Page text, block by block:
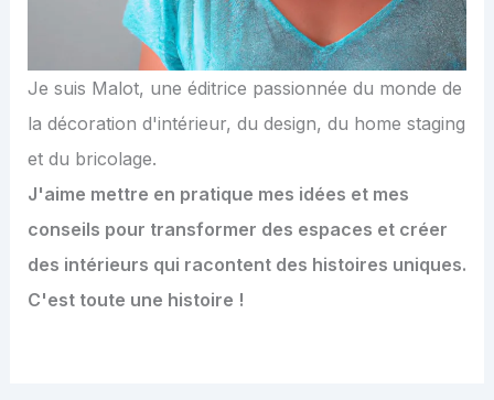
Je suis Malot, une éditrice passionnée du monde de
la décoration d'intérieur, du design, du home staging
et du bricolage.
J'aime mettre en pratique mes idées et mes
conseils pour transformer des espaces et créer
des intérieurs qui racontent des histoires uniques.
C'est toute une histoire !